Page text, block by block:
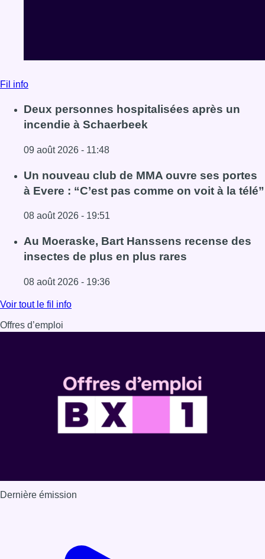
Fil info
Deux personnes hospitalisées après un
incendie à Schaerbeek
09 août 2026 - 11:48
Lire l'article Deux personnes hospitalisées après un
Un nouveau club de MMA ouvre ses portes
à Evere : “C’est pas comme on voit à la télé”
08 août 2026 - 19:51
Lire l'article Un nouveau club de MMA ouvre ses portes à
Au Moeraske, Bart Hanssens recense des
insectes de plus en plus rares
08 août 2026 - 19:36
Lire l'article Au Moeraske, Bart Hanssens recense des
Voir tout le fil info
Offres d’emploi
Dernière émission